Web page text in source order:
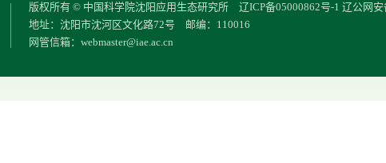
版权所有 © 中国科学院沈阳应用生态研究所 辽ICP备05000862号-1 辽公网安
地址：沈阳市沈河区文化路72号 邮编：110016
网管信箱： webmaster@iae.ac.cn